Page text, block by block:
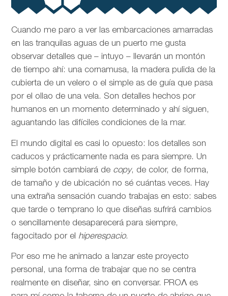
Cuando me paro a ver las embarcaciones amarradas
en las tranquilas aguas de un puerto me gusta
observar detalles que – intuyo – llevarán un montón
de tiempo ahí: una cornamusa, la madera pulida de la
cubierta de un velero o el simple as de guía que pasa
por el ollao de una vela. Son detalles hechos por
humanos en un momento determinado y ahí siguen,
aguantando las difíciles condiciones de la mar.
El mundo digital es casi lo opuesto: los detalles son
caducos y prácticamente nada es para siempre. Un
simple botón cambiará de copy, de color, de forma,
de tamaño y de ubicación no sé cuántas veces. Hay
una extraña sensación cuando trabajas en esto: sabes
que tarde o temprano lo que diseñas sufrirá cambios
o sencillamente desaparecerá para siempre,
fagocitado por el hiperespacio.
Por eso me he animado a lanzar este proyecto
personal, una forma de trabajar que no se centra
realmente en diseñar, sino en conversar. PROΛ es